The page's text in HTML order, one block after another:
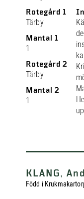
Rotegård 1
Tärby
Mantal 1
1
Rotegård 2
Tärby
Mantal 2
1
KLANG,
Född i